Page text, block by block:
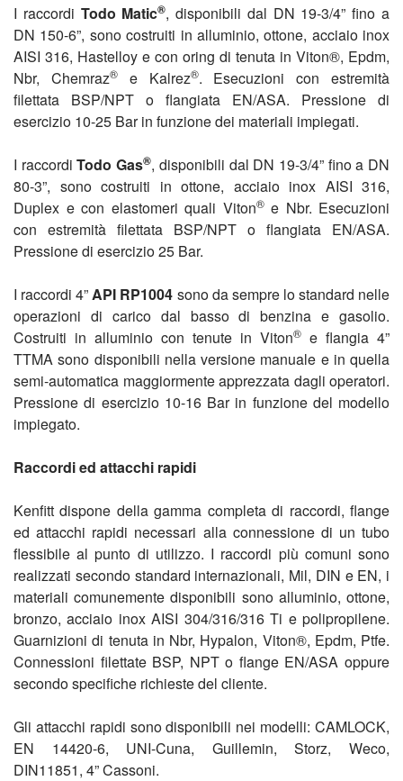
I raccordi Todo Matic®, disponibili dal DN 19-3/4” fino a
DN 150-6”, sono costruiti in alluminio, ottone, acciaio inox
AISI 316, Hastelloy e con oring di tenuta in Viton®, Epdm,
Nbr, Chemraz®e Kalrez®. Esecuzioni con estremità
filettata BSP/NPT o flangiata EN/ASA. Pressione di
esercizio 10-25 Bar in funzione dei materiali impiegati.
I raccordiTodo Gas®, disponibili dal DN 19-3/4” fino a DN
80-3”, sono costruiti in ottone, acciaio inox AISI 316,
Duplex e con elastomeri quali Viton®e Nbr. Esecuzioni
con estremità filettata BSP/NPT o flangiata EN/ASA.
Pressione di esercizio 25 Bar.
I raccordi 4”API RP1004 sono da sempre lo standard nelle
operazioni di carico dal basso di benzina e gasolio.
Costruiti in alluminio con tenute in Viton® e flangia 4”
TTMA sono disponibili nella versione manuale e in quella
semi-automatica maggiormente apprezzata dagli operatori.
Pressione di esercizio 10-16 Bar in funzione del modello
impiegato.
Raccordi ed attacchi rapidi
Kenfitt dispone della gamma completa di raccordi, flange
ed attacchi rapidi necessari alla connessione di un tubo
flessibile al punto di utilizzo. I raccordi più comuni sono
realizzati secondo standard internazionali, Mil, DIN e EN, i
materiali comunemente disponibili sono alluminio, ottone,
bronzo, acciaio inox AISI 304/316/316 Ti e polipropilene.
Guarnizioni di tenuta in Nbr, Hypalon, Viton®, Epdm, Ptfe.
Connessioni filettate BSP, NPT o flange EN/ASA oppure
secondo specifiche richieste del cliente.
Gli attacchi rapidi sono disponibili nei modelli: CAMLOCK,
EN 14420-6, UNI-Cuna, Guillemin, Storz, Weco,
DIN11851, 4” Cassoni.